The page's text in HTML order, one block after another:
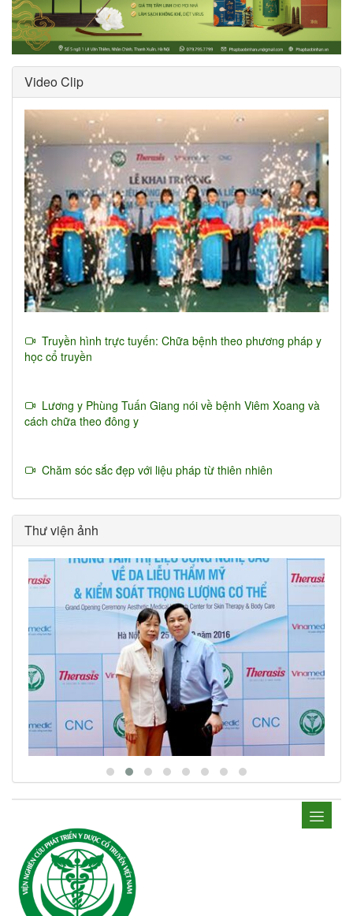
Video Clip
Truyền hình trực tuyến: Chữa bệnh theo phương pháp y
học cổ truyền
Lương y Phùng Tuấn Giang nói về bệnh Viêm Xoang và
cách chữa theo đông y
Chăm sóc sắc đẹp với liệu pháp từ thiên nhiên
Thư viện ảnh